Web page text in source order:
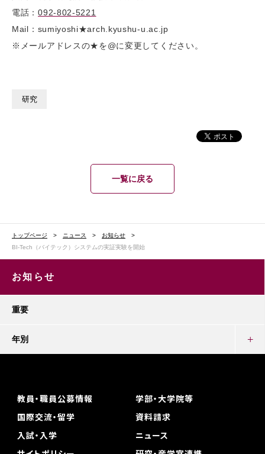
電話：092-802-5221
Mail：sumiyoshi★arch.kyushu-u.ac.jp
※メールアドレスの★を@に変更してください。
研究
一覧に戻る
トップページ ニュース
お知らせ
BI-Tech（バイテック）システムの実証実験を開始
お知らせ
重要
年別
教員・職員公募情報
学部・大学院等
国際交流・留学
資料請求
入試・入学
ニュース